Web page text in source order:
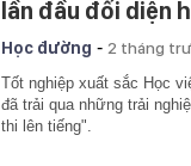
lần đầu đối diện
Học đường - 2 tháng
Tốt nghiệp xuất sắc Học
đã trải qua những trải
thi lên tiếng".